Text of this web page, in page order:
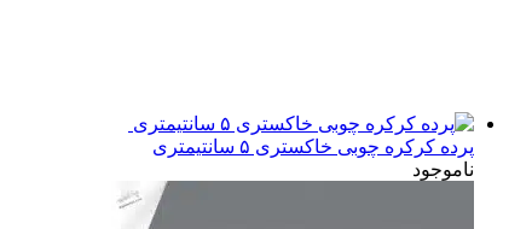
پرده کرکره چوبی خاکستری ۵ سانتیمتری
ناموجود